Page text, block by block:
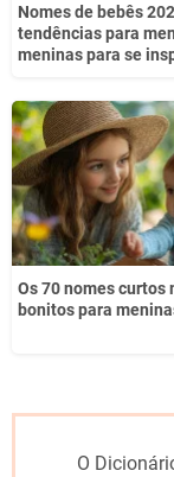
Nomes de bebês
tendências para
meninas para se
Os 70 nomes curtos
bonitos para
O